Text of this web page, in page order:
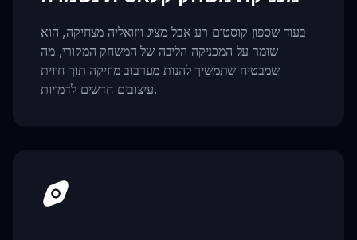
בעוד שספון קוסטום רע אבל מציג ויזואליה מצחיקה, הוא
שומר על המכניקה הליבה של המשחק המקורי, מה
שמבטיח שתמשיך להנות מערבוב מוזיקה תוך חווית
עיצובים חדשים לדמויות.